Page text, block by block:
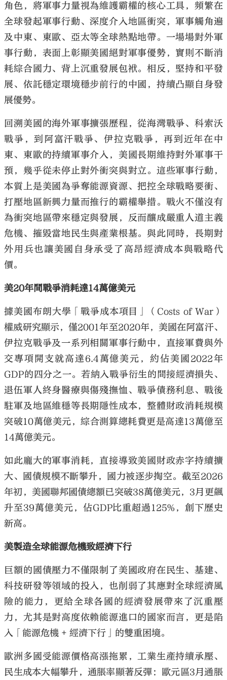
角色，將軍事力量視為維護霸權的核心工具，頻繁在
全球發起軍事行動、深度介入地區衝突，軍事觸角遍
及中東、東歐、亞太等全球熱點地帶。一場場對外軍
事行動，表面上彰顯美國絕對軍事優勢，實則不斷消
耗綜合國力、背上沉重發展包袱。相反，堅持和平發
展、依託穩定環境穩步前行的中國，持續凸顯自身發
展優勢。
回溯美國的海外軍事擴張歷程，從海灣戰爭、科索沃
戰爭，到阿富汗戰爭、伊拉克戰爭，再到近年在中
東、東歐的持續軍事介入，美國長期維持對外軍事干
預，幾乎從未停止對外衝突與對立。這些軍事行動，
本質上是美國為爭奪能源資源、把控全球戰略要衝、
打壓地區新興力量而推行的霸權舉措。戰火不僅沒有
為衝突地區帶來穩定與發展，反而釀成嚴重人道主義
危機、摧毀當地民生與產業根基。與此同時，長期對
外用兵也讓美國自身承受了高昂經濟成本與戰略代
價。
美20年間戰爭消耗達14萬億美元
據美國布朗大學「戰爭成本項目」（Costs of War）
權威研究顯示，僅2001年至2020年，美國在阿富汗、
伊拉克戰爭及一系列相關軍事行動中，直接軍費與外
交專項開支就高達6.4萬億美元，約佔美國2022年
GDP的四分之一。若納入戰爭衍生的間接經濟損失、
退伍軍人終身醫療與傷殘撫恤、戰爭債務利息、戰後
駐軍及地區維穩等長期隱性成本，整體財政消耗規模
突破10萬億美元，綜合測算總耗費更是高達13萬億至
14萬億美元。
如此龐大的軍事消耗，直接導致美國財政赤字持續擴
大、國債規模不斷攀升，國力被逐步掏空。截至2026
年初，美國聯邦國債總額已突破38萬億美元，3月更飆
升至39萬億美元，佔GDP比重超過125%，創下歷史
新高。
美製造全球能源危機致經濟下行
巨額的國債壓力不僅限制了美國政府在民生、基建、
科技研發等領域的投入，也削弱了其應對全球經濟風
險的能力，更給全球各國的經濟發展帶來了沉重壓
力，尤其是對高度依賴能源進口的國家而言，更是陷
入「能源危機 + 經濟下行」的雙重困境。
歐洲多國受能源價格高漲拖累，工業生產持續承壓、
民生成本大幅攀升，通脹率顯著反彈：歐元區3月通脹